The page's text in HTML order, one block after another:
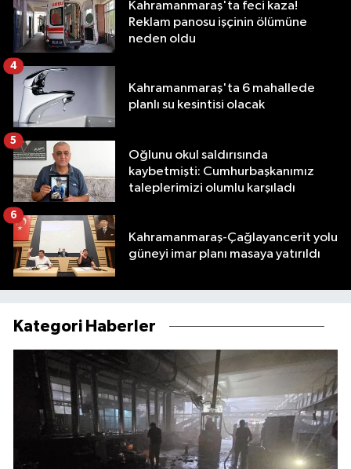
Kahramanmaraş'ta feci kaza!
Reklam panosu işçinin ölümüne
neden oldu
Kahramanmaraş'ta 6 mahallede
planlı su kesintisi olacak
4
Oğlunu okul saldırısında
kaybetmişti: Cumhurbaşkanımız
taleplerimizi olumlu karşıladı
5
Kahramanmaraş-Çağlayancerit yolu
güneyi imar planı masaya yatırıldı
6
Kategori Haberler